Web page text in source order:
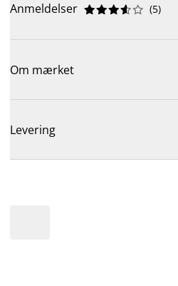
Anmeldelser 




 (5)
Om mærket
Levering